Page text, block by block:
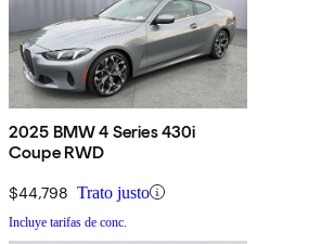
2025 BMW 4 Series 430i
Coupe RWD
$44,798 Trato justo
Incluye tarifas de conc.